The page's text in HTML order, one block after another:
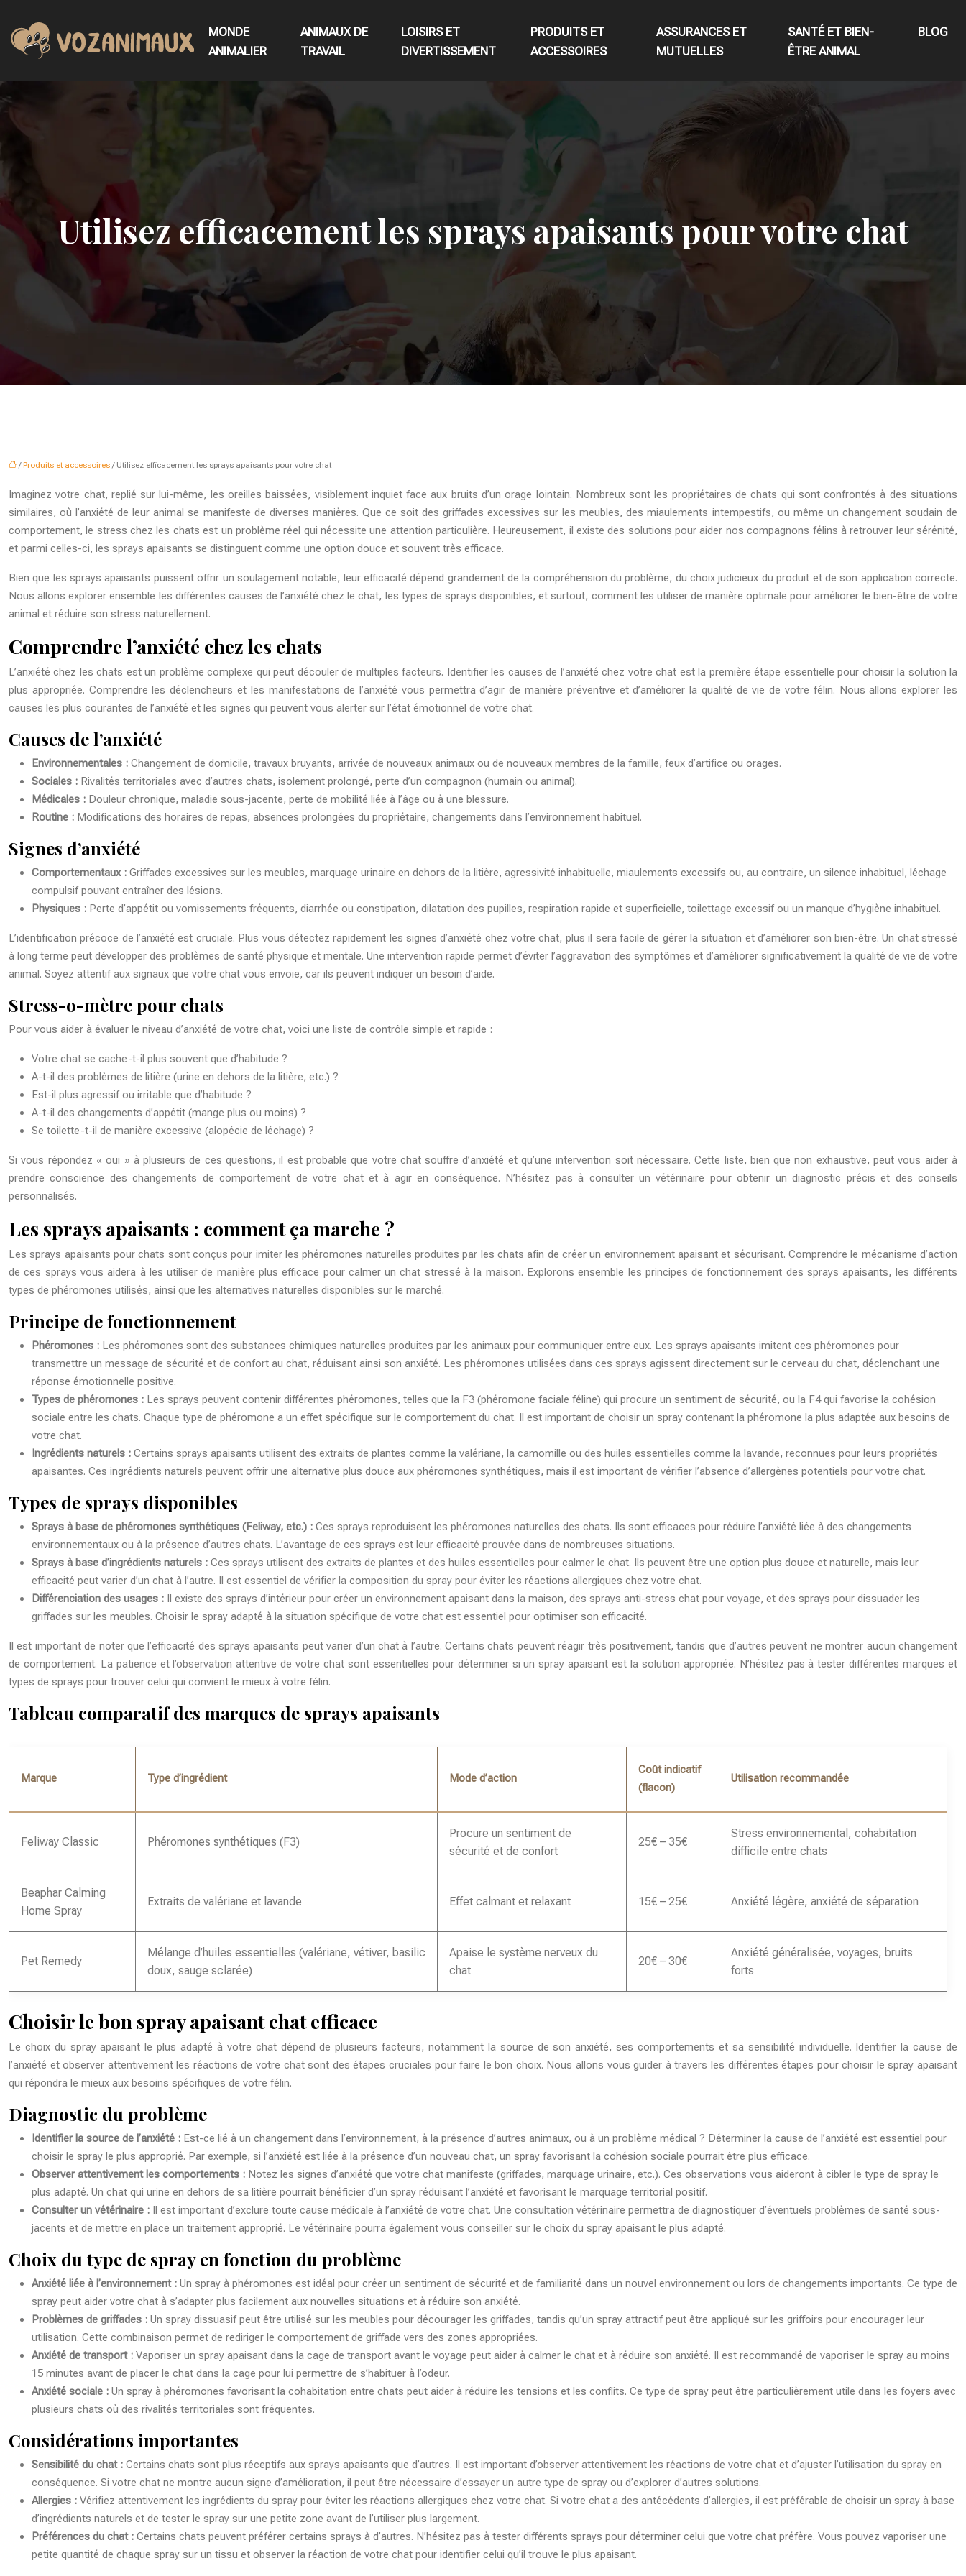
MONDE
ANIMALIER
ANIMAUX DE
TRAVAIL
LOISIRS ET
DIVERTISSEMENT
PRODUITS ET
ACCESSOIRES
ASSURANCES ET
MUTUELLES
SANTÉ ET BIEN-
ÊTRE ANIMAL
BLOG
Utilisez efficacement les sprays apaisants pour votre chat
/Produits et accessoires / Utilisez efficacement les sprays apaisants pour votre chat
Imaginez votre chat, replié sur lui-même, les oreilles baissées, visiblement inquiet face aux bruits d’un orage lointain. Nombreux sont les propriétaires de chats qui sont confrontés à des situations
similaires, où l’anxiété de leur animal se manifeste de diverses manières. Que ce soit des griffades excessives sur les meubles, des miaulements intempestifs, ou même un changement soudain de
comportement, le stress chez les chats est un problème réel qui nécessite une attention particulière. Heureusement, il existe des solutions pour aider nos compagnons félins à retrouver leur sérénité,
et parmi celles-ci, les sprays apaisants se distinguent comme une option douce et souvent très efficace.
Bien que les sprays apaisants puissent offrir un soulagement notable, leur efficacité dépend grandement de la compréhension du problème, du choix judicieux du produit et de son application correcte.
Nous allons explorer ensemble les différentes causes de l’anxiété chez le chat, les types de sprays disponibles, et surtout, comment les utiliser de manière optimale pour améliorer le bien-être de votre
animal et réduire son stress naturellement.
Comprendre l’anxiété chez les chats
L’anxiété chez les chats est un problème complexe qui peut découler de multiples facteurs. Identifier les causes de l’anxiété chez votre chat est la première étape essentielle pour choisir la solution la
plus appropriée. Comprendre les déclencheurs et les manifestations de l’anxiété vous permettra d’agir de manière préventive et d’améliorer la qualité de vie de votre félin. Nous allons explorer les
causes les plus courantes de l’anxiété et les signes qui peuvent vous alerter sur l’état émotionnel de votre chat.
Causes de l’anxiété
Environnementales : Changement de domicile, travaux bruyants, arrivée de nouveaux animaux ou de nouveaux membres de la famille, feux d’artifice ou orages.
Sociales : Rivalités territoriales avec d’autres chats, isolement prolongé, perte d’un compagnon (humain ou animal).
Médicales : Douleur chronique, maladie sous-jacente, perte de mobilité liée à l’âge ou à une blessure.
Routine : Modifications des horaires de repas, absences prolongées du propriétaire, changements dans l’environnement habituel.
Signes d’anxiété
Comportementaux : Griffades excessives sur les meubles, marquage urinaire en dehors de la litière, agressivité inhabituelle, miaulements excessifs ou, au contraire, un silence inhabituel, léchage
compulsif pouvant entraîner des lésions.
Physiques : Perte d’appétit ou vomissements fréquents, diarrhée ou constipation, dilatation des pupilles, respiration rapide et superficielle, toilettage excessif ou un manque d’hygiène inhabituel.
L’identification précoce de l’anxiété est cruciale. Plus vous détectez rapidement les signes d’anxiété chez votre chat, plus il sera facile de gérer la situation et d’améliorer son bien-être. Un chat stressé
à long terme peut développer des problèmes de santé physique et mentale. Une intervention rapide permet d’éviter l’aggravation des symptômes et d’améliorer significativement la qualité de vie de votre
animal. Soyez attentif aux signaux que votre chat vous envoie, car ils peuvent indiquer un besoin d’aide.
Stress-o-mètre pour chats
Pour vous aider à évaluer le niveau d’anxiété de votre chat, voici une liste de contrôle simple et rapide :
Votre chat se cache-t-il plus souvent que d’habitude ?
A-t-il des problèmes de litière (urine en dehors de la litière, etc.) ?
Est-il plus agressif ou irritable que d’habitude ?
A-t-il des changements d’appétit (mange plus ou moins) ?
Se toilette-t-il de manière excessive (alopécie de léchage) ?
Si vous répondez « oui » à plusieurs de ces questions, il est probable que votre chat souffre d’anxiété et qu’une intervention soit nécessaire. Cette liste, bien que non exhaustive, peut vous aider à
prendre conscience des changements de comportement de votre chat et à agir en conséquence. N’hésitez pas à consulter un vétérinaire pour obtenir un diagnostic précis et des conseils
personnalisés.
Les sprays apaisants : comment ça marche ?
Les sprays apaisants pour chats sont conçus pour imiter les phéromones naturelles produites par les chats afin de créer un environnement apaisant et sécurisant. Comprendre le mécanisme d’action
de ces sprays vous aidera à les utiliser de manière plus efficace pour calmer un chat stressé à la maison. Explorons ensemble les principes de fonctionnement des sprays apaisants, les différents
types de phéromones utilisés, ainsi que les alternatives naturelles disponibles sur le marché.
Principe de fonctionnement
Phéromones : Les phéromones sont des substances chimiques naturelles produites par les animaux pour communiquer entre eux. Les sprays apaisants imitent ces phéromones pour
transmettre un message de sécurité et de confort au chat, réduisant ainsi son anxiété. Les phéromones utilisées dans ces sprays agissent directement sur le cerveau du chat, déclenchant une
réponse émotionnelle positive.
Types de phéromones : Les sprays peuvent contenir différentes phéromones, telles que la F3 (phéromone faciale féline) qui procure un sentiment de sécurité, ou la F4 qui favorise la cohésion
sociale entre les chats. Chaque type de phéromone a un effet spécifique sur le comportement du chat. Il est important de choisir un spray contenant la phéromone la plus adaptée aux besoins de
votre chat.
Ingrédients naturels : Certains sprays apaisants utilisent des extraits de plantes comme la valériane, la camomille ou des huiles essentielles comme la lavande, reconnues pour leurs propriétés
apaisantes. Ces ingrédients naturels peuvent offrir une alternative plus douce aux phéromones synthétiques, mais il est important de vérifier l’absence d’allergènes potentiels pour votre chat.
Types de sprays disponibles
Sprays à base de phéromones synthétiques (Feliway, etc.) : Ces sprays reproduisent les phéromones naturelles des chats. Ils sont efficaces pour réduire l’anxiété liée à des changements
environnementaux ou à la présence d’autres chats. L’avantage de ces sprays est leur efficacité prouvée dans de nombreuses situations.
Sprays à base d’ingrédients naturels : Ces sprays utilisent des extraits de plantes et des huiles essentielles pour calmer le chat. Ils peuvent être une option plus douce et naturelle, mais leur
efficacité peut varier d’un chat à l’autre. Il est essentiel de vérifier la composition du spray pour éviter les réactions allergiques chez votre chat.
Différenciation des usages : Il existe des sprays d’intérieur pour créer un environnement apaisant dans la maison, des sprays anti-stress chat pour voyage, et des sprays pour dissuader les
griffades sur les meubles. Choisir le spray adapté à la situation spécifique de votre chat est essentiel pour optimiser son efficacité.
Il est important de noter que l’efficacité des sprays apaisants peut varier d’un chat à l’autre. Certains chats peuvent réagir très positivement, tandis que d’autres peuvent ne montrer aucun changement
de comportement. La patience et l’observation attentive de votre chat sont essentielles pour déterminer si un spray apaisant est la solution appropriée. N’hésitez pas à tester différentes marques et
types de sprays pour trouver celui qui convient le mieux à votre félin.
Tableau comparatif des marques de sprays apaisants
Marque Type d’ingrédient Mode d’action
Coût indicatif
(flacon)
Utilisation recommandée
Feliway Classic Phéromones synthétiques (F3)
Procure un sentiment de
sécurité et de confort
25€ – 35€
Stress environnemental, cohabitation
difficile entre chats
Beaphar Calming
Home Spray
Extraits de valériane et lavande Effet calmant et relaxant 15€ – 25€ Anxiété légère, anxiété de séparation
Pet Remedy
Mélange d’huiles essentielles (valériane, vétiver, basilic
doux, sauge sclarée)
Apaise le système nerveux du
chat
20€ – 30€
Anxiété généralisée, voyages, bruits
forts
Choisir le bon spray apaisant chat efficace
Le choix du spray apaisant le plus adapté à votre chat dépend de plusieurs facteurs, notamment la source de son anxiété, ses comportements et sa sensibilité individuelle. Identifier la cause de
l’anxiété et observer attentivement les réactions de votre chat sont des étapes cruciales pour faire le bon choix. Nous allons vous guider à travers les différentes étapes pour choisir le spray apaisant
qui répondra le mieux aux besoins spécifiques de votre félin.
Diagnostic du problème
Identifier la source de l’anxiété : Est-ce lié à un changement dans l’environnement, à la présence d’autres animaux, ou à un problème médical ? Déterminer la cause de l’anxiété est essentiel pour
choisir le spray le plus approprié. Par exemple, si l’anxiété est liée à la présence d’un nouveau chat, un spray favorisant la cohésion sociale pourrait être plus efficace.
Observer attentivement les comportements : Notez les signes d’anxiété que votre chat manifeste (griffades, marquage urinaire, etc.). Ces observations vous aideront à cibler le type de spray le
plus adapté. Un chat qui urine en dehors de sa litière pourrait bénéficier d’un spray réduisant l’anxiété et favorisant le marquage territorial positif.
Consulter un vétérinaire : Il est important d’exclure toute cause médicale à l’anxiété de votre chat. Une consultation vétérinaire permettra de diagnostiquer d’éventuels problèmes de santé sous-
jacents et de mettre en place un traitement approprié. Le vétérinaire pourra également vous conseiller sur le choix du spray apaisant le plus adapté.
Choix du type de spray en fonction du problème
Anxiété liée à l’environnement : Un spray à phéromones est idéal pour créer un sentiment de sécurité et de familiarité dans un nouvel environnement ou lors de changements importants. Ce type de
spray peut aider votre chat à s’adapter plus facilement aux nouvelles situations et à réduire son anxiété.
Problèmes de griffades : Un spray dissuasif peut être utilisé sur les meubles pour décourager les griffades, tandis qu’un spray attractif peut être appliqué sur les griffoirs pour encourager leur
utilisation. Cette combinaison permet de rediriger le comportement de griffade vers des zones appropriées.
Anxiété de transport : Vaporiser un spray apaisant dans la cage de transport avant le voyage peut aider à calmer le chat et à réduire son anxiété. Il est recommandé de vaporiser le spray au moins
15 minutes avant de placer le chat dans la cage pour lui permettre de s’habituer à l’odeur.
Anxiété sociale : Un spray à phéromones favorisant la cohabitation entre chats peut aider à réduire les tensions et les conflits. Ce type de spray peut être particulièrement utile dans les foyers avec
plusieurs chats où des rivalités territoriales sont fréquentes.
Considérations importantes
Sensibilité du chat : Certains chats sont plus réceptifs aux sprays apaisants que d’autres. Il est important d’observer attentivement les réactions de votre chat et d’ajuster l’utilisation du spray en
conséquence. Si votre chat ne montre aucun signe d’amélioration, il peut être nécessaire d’essayer un autre type de spray ou d’explorer d’autres solutions.
Allergies : Vérifiez attentivement les ingrédients du spray pour éviter les réactions allergiques chez votre chat. Si votre chat a des antécédents d’allergies, il est préférable de choisir un spray à base
d’ingrédients naturels et de tester le spray sur une petite zone avant de l’utiliser plus largement.
Préférences du chat : Certains chats peuvent préférer certains sprays à d’autres. N’hésitez pas à tester différents sprays pour déterminer celui que votre chat préfère. Vous pouvez vaporiser une
petite quantité de chaque spray sur un tissu et observer la réaction de votre chat pour identifier celui qu’il trouve le plus apaisant.